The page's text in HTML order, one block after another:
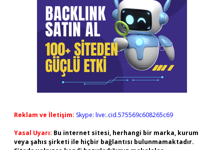
Reklam ve İletişim: Skype: live:.cid.575569c608265c69
Yasal Uyarı: Bu internet sitesi, herhangi bir marka, kurum
veya şahıs şirketi ile hiçbir bağlantısı bulunmamaktadır.